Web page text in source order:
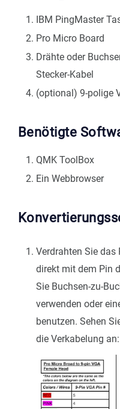
IBM PingMaster
Pro Micro Board
Drähte oder
Stecker-Kabel
(optional) 9-polige
Benötigte
QMK ToolBox
Ein Webbrowser
Verdrahten Sie das
direkt mit dem Pin
Sie Buchsen-zu-
verwenden oder
benutzen. Sehen
die Verkabelung an: